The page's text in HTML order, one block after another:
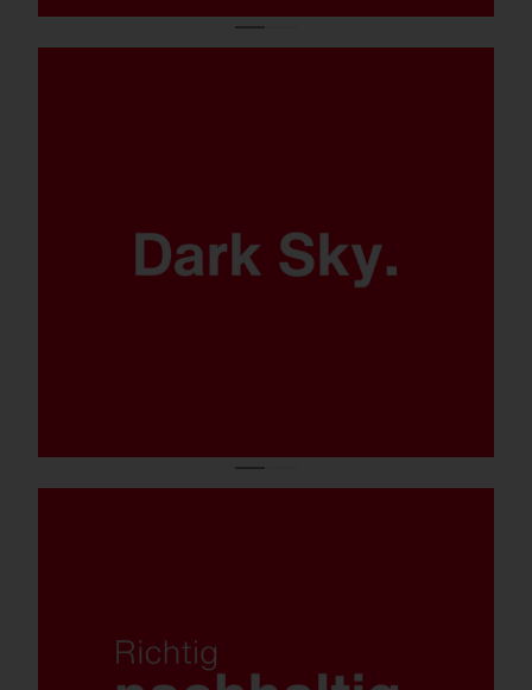
Kein Streulicht dank
ULOR 0.
Tauschbare Komponenten, einfacher
Umstieg dank Upgrade-Kit von